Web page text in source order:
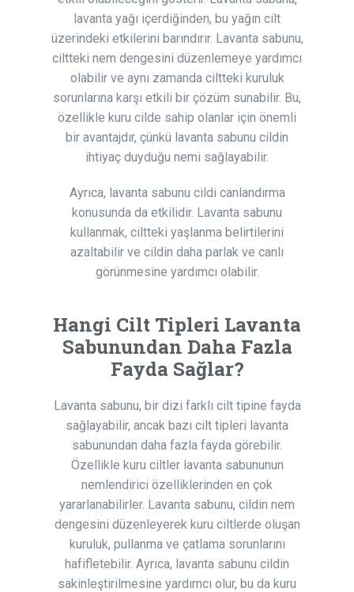
lavanta yağı içerdiğinden, bu yağın cilt
üzerindeki etkilerini barındırır. Lavanta sabunu,
ciltteki nem dengesini düzenlemeye yardımcı
olabilir ve aynı zamanda ciltteki kuruluk
sorunlarına karşı etkili bir çözüm sunabilir. Bu,
özellikle kuru cilde sahip olanlar için önemli
bir avantajdır, çünkü lavanta sabunu cildin
ihtiyaç duyduğu nemi sağlayabilir.
Ayrıca, lavanta sabunu cildi canlandırma
konusunda da etkilidir. Lavanta sabunu
kullanmak, ciltteki yaşlanma belirtilerini
azaltabilir ve cildin daha parlak ve canlı
görünmesine yardımcı olabilir.
Hangi Cilt Tipleri Lavanta
Sabunundan Daha Fazla
Fayda Sağlar?
Lavanta sabunu, bir dizi farklı cilt tipine fayda
sağlayabilir, ancak bazı cilt tipleri lavanta
sabunundan daha fazla fayda görebilir.
Özellikle kuru ciltler lavanta sabununun
nemlendirici özelliklerinden en çok
yararlanabilirler. Lavanta sabunu, cildin nem
dengesini düzenleyerek kuru ciltlerde oluşan
kuruluk, pullanma ve çatlama sorunlarını
hafifletebilir. Ayrıca, lavanta sabunu cildin
sakinleştirilmesine yardımcı olur, bu da kuru